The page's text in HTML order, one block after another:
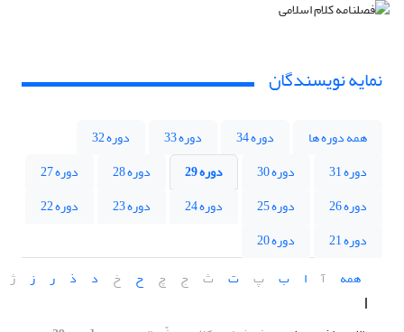
نمایه نویسندگان
همه دوره ها دوره 34 دوره 33
دوره 32
دوره 31
دوره 30 دوره 29 دوره 28
دوره 27
دوره 26
دوره 25 دوره 24 دوره 23
دوره 22
دوره 21
دوره 20
همه
آ ا ب پ ت ث ج چ ح خ د ذ ر ز ژ
ا